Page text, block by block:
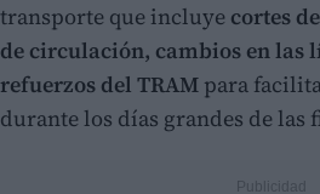
transporte que incluye cortes
de circulación, cambios en las
refuerzos del TRAM para
durante los días grandes de las